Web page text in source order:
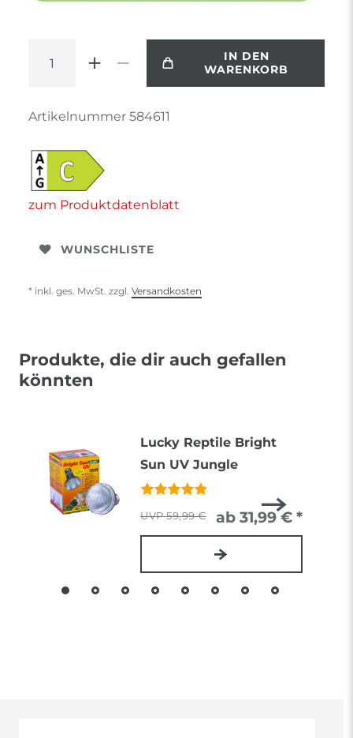
IN DEN
WARENKORB
Artikelnummer 584611
zum Produktdatenblatt
WUNSCHLISTE
* inkl. ges. MwSt. zzgl. Versandkosten
Produkte, die dir auch gefallen
könnten
Lucky Reptile Bright
Sun UV Jungle
59,99 € ab 31,99 € *